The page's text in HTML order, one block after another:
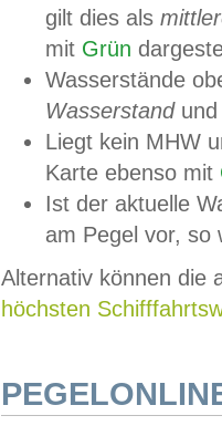
gilt dies als
mit Grün
Wasserstände
Wasserstandund
Liegt kein MHW
Karte ebenso mit
Ist der aktuelle
am Pegel vor,
Alternativ können die
höchsten